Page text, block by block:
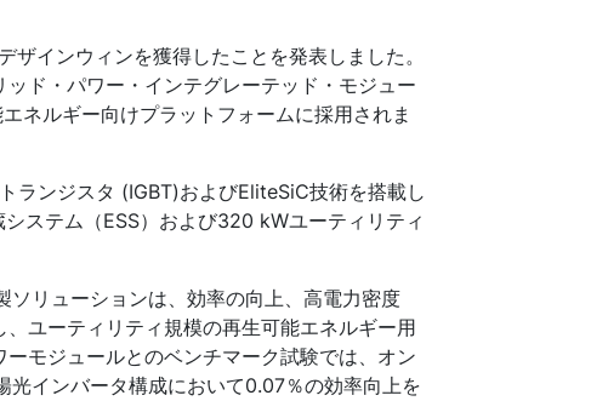
インウィンを獲得したことを発表しました。
ド・パワー・インテグレーテッド・モジュー
ネルギー向けプラットフォームに採用されま
ランジスタ (IGBT)およびEliteSiC技術を搭載し
ステム（ESS）および320 kWユーティリティ
リューションは、効率の向上、高電力密度
ユーティリティ規模の再生可能エネルギー用
モジュールとのベンチマーク試験では、オン
インバータ構成において0.07％の効率向上を